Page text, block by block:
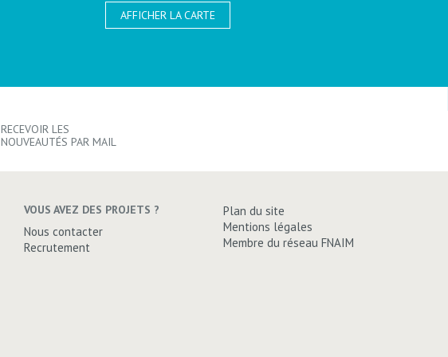
JE VEUX TESTER !
VOIR LES BIENS
AFFICHER LA CARTE
JE VEUX TESTER !
VOIR LES BIENS
RECEVOIR LES
NOUVEAUTÉS PAR MAIL
VOUS AVEZ DES PROJETS ?
Nous contacter
Recrutement
Plan du site
Mentions légales
Membre du réseau FNAIM